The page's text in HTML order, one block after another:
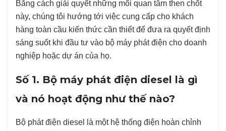
Bằng cách giải quyết những mối quan tâm then chốt
này, chúng tôi hướng tới việc cung cấp cho khách
hàng toàn cầu kiến thức cần thiết để đưa ra quyết định
sáng suốt khi đầu tư vào bộ máy phát điện cho doanh
nghiệp hoặc dự án của họ.
Số 1. Bộ máy phát điện diesel là gì
và nó hoạt động như thế nào?
Bộ phát điện diesel là một hệ thống điện hoàn chỉnh